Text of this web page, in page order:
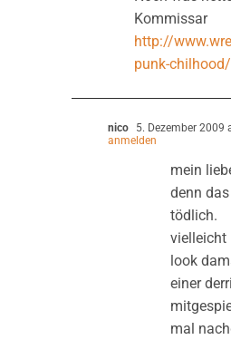
Kommissar
http://
punk-chilhood/
nico 5. Dezember 2009
anmelden
mein
denn
tödlich.
vielleicht
look
einer
mal